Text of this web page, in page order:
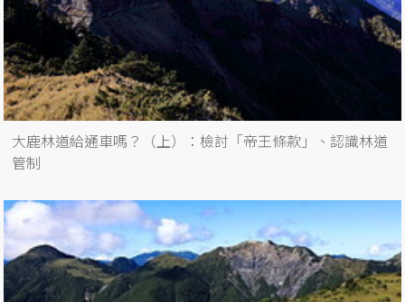
大鹿林道給通車嗎？（上）：檢討「帝王條款」、認識林道
管制